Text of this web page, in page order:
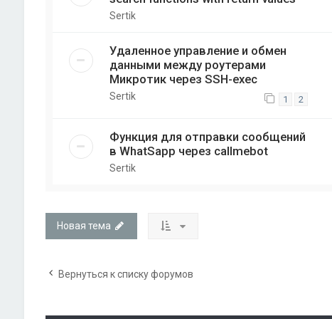
Sertik
Удаленное управление и обмен
данными между роутерами
Микротик через SSH-exec
Sertik 1 2
Функция для отправки сообщений
в WhatSapp через callmebot
Sertik
Новая тема
Вернуться к списку форумов